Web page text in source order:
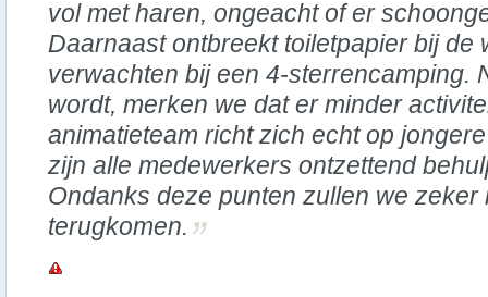
vol met haren, ongeacht of er
Daarnaast ontbreekt toiletpapier bij de
verwachten bij een 4-sterrencamping.
wordt, merken we dat er minder
animatieteam richt zich echt op
zijn alle medewerkers ontzettend
Ondanks deze punten zullen we zeker
terugkomen.